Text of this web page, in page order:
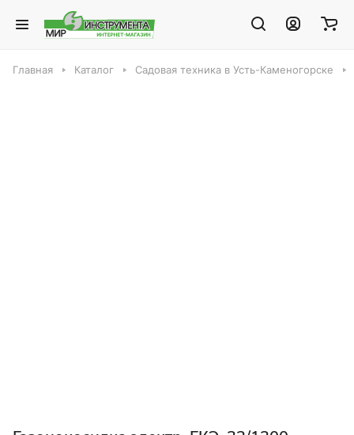
Главная Каталог Садовая техника в Усть-Каменогорске